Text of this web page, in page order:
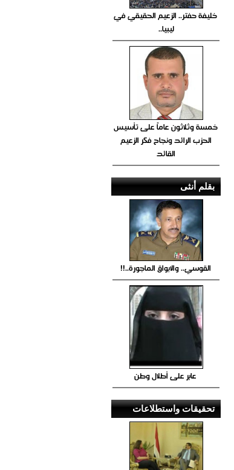
خليفة حفتر.. الزعيم الحقيقي في
ليبيا..
خمسة وثلاثون عاماً على تأسيس
الحزب الرائد ونجاح فكر الزعيم
القائد
بقلم أنثى
القوسي.. والابواق الماجورة..!!
عابر على أطلال وطن
تحقيقات واستطلاعات